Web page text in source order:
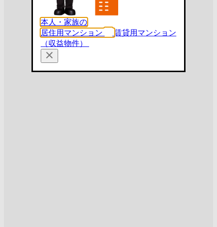
本人・家族の
居住用マンション
賃貸用マンション
（収益物件）